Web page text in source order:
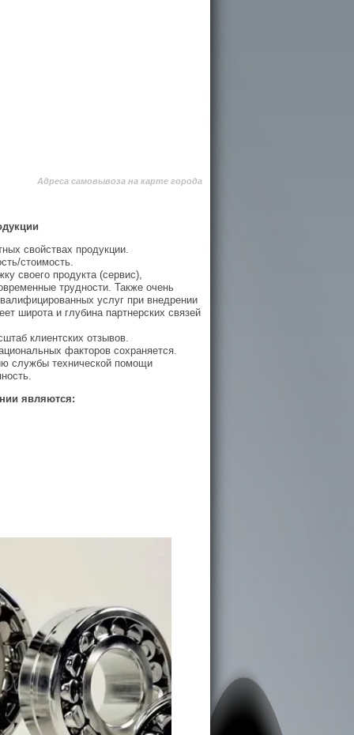
Адреса самовывоза на карте города
свойствах продукции.
стоимость.
своего продукта (сервис),
трудности. Также очень
услуг при внедрении
широта и глубина партнерских связей
клиентских отзывов.
факторов сохраняется.
службы технической помощи
являются: